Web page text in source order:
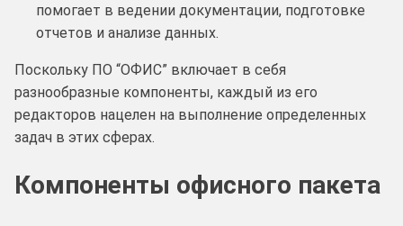
помогает в ведении документации, подготовке
отчетов и анализе данных.
Поскольку ПО “ОФИС” включает в себя
разнообразные компоненты, каждый из его
редакторов нацелен на выполнение определенных
задач в этих сферах.
Компоненты офисного пакета